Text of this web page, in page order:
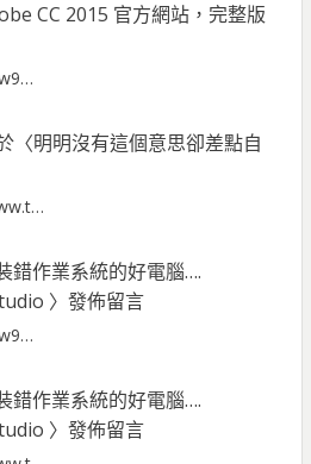
CC 2015 官方網站，完整版
〈明明沒有這個意思卻差點自
錯作業系統的好電腦….
〉發佈留言
錯作業系統的好電腦….
〉發佈留言